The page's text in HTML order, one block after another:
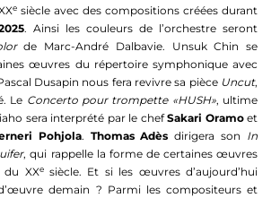
e siècle avec des compositions créées durant
. Ainsi les couleurs de l’orchestre seront
de Marc-André Dalbavie. Unsuk Chin se
œuvres du répertoire symphonique avec
Dusapin nous fera revivre sa pièce Uncut,
Le Concerto pour trompette «HUSH», ultime
sera interprété par le chefSakari Oramoet
Pohjola. Thomas Adès dirigera son In
, qui rappelle la forme de certaines œuvres
XXesiècle. Et si les œuvres d’aujourd’hui
demain ? Parmi les compositeurs et